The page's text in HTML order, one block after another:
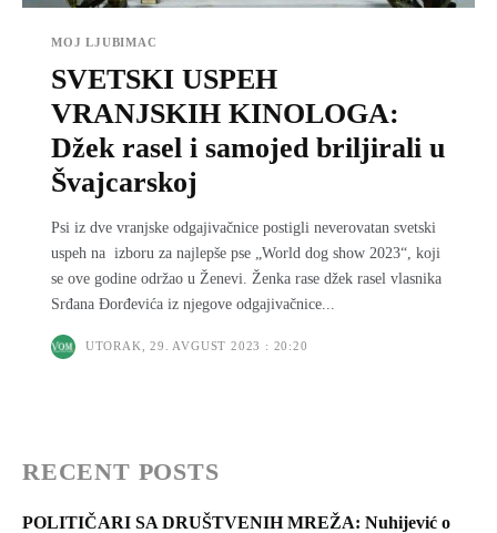
MOJ LJUBIMAC
SVETSKI USPEH
VRANJSKIH KINOLOGA:
Džek rasel i samojed briljirali u
Švajcarskoj
Psi iz dve vranjske odgajivačnice postigli neverovatan svetski
uspeh na izboru za najlepše pse „World dog show 2023“, koji
se ove godine održao u Ženevi. Ženka rase džek rasel vlasnika
Srđana Đorđevića iz njegove odgajivačnice...
UTORAK, 29. AVGUST 2023 : 20:20
RECENT POSTS
POLITIČARI SA DRUŠTVENIH MREŽA: Nuhijević o